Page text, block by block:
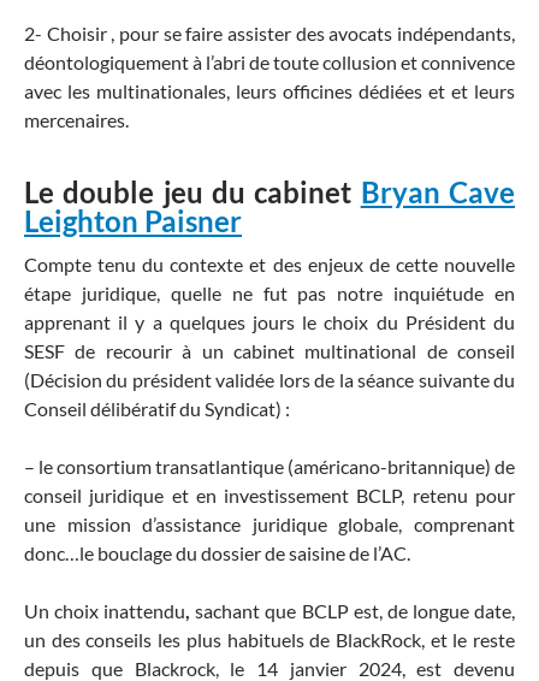
2- Choisir , pour se faire assister des avocats indépendants,
déontologiquement à l’abri de toute collusion et connivence
avec les multinationales, leurs officines dédiées et et leurs
mercenaires.
Le double jeu du cabinet Bryan Cave
Leighton Paisner
Compte tenu du contexte et des enjeux de cette nouvelle
étape juridique, quelle ne fut pas notre inquiétude en
apprenant il y a quelques jours le choix du Président du
SESF de recourir à un cabinet multinational de conseil
(Décision du président validée lors de la séance suivante du
Conseil délibératif du Syndicat) :
– le consortium transatlantique (américano-britannique) de
conseil juridique et en investissement BCLP, retenu pour
une mission d’assistance juridique globale, comprenant
donc…le bouclage du dossier de saisine de l’AC.
Un choix inattendu,sachant que BCLP est, de longue date,
un des conseils les plus habituels de BlackRock, et le reste
depuis que Blackrock, le 14 janvier 2024, est devenu